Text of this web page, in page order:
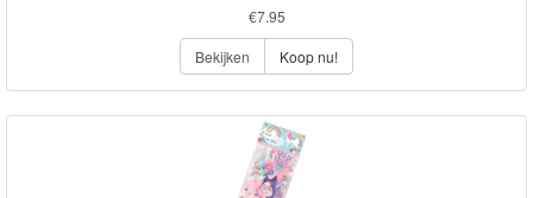
€7.95
Bekijken
Koop nu!